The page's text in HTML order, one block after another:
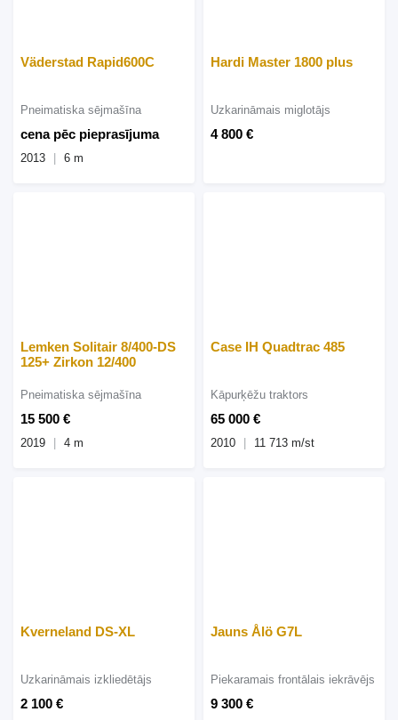
Väderstad Rapid600C
cena pēc pieprasījuma
Pneimatiska sējmašīna
2013 6 m
Hardi Master 1800 plus
4 800 €
Uzkarināmais miglotājs
Lemken Solitair 8/400-DS
125+ Zirkon 12/400
15 500 €
Pneimatiska sējmašīna
2019 4 m
Case IH Quadtrac 485
65 000 €
Kāpurķēžu traktors
2010 11 713 m/st
Kverneland DS-XL
2 100 €
Uzkarināmais izkliedētājs
Jauns Ålö G7L
9 300 €
Piekaramais frontālais iekrāvējs